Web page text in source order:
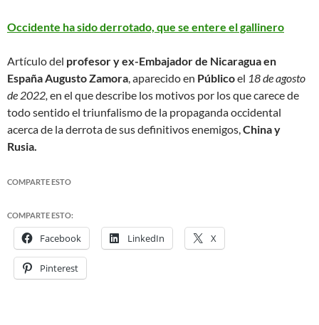
Occidente ha sido derrotado, que se entere el gallinero
Artículo del profesor y ex-Embajador de Nicaragua en
EspañaAugusto Zamora, aparecido en Públicoel 18 de agosto
de 2022, en el que describe los motivos por los que carece de
todo sentido el triunfalismo de la propaganda occidental
acerca de la derrota de sus definitivos enemigos,China y
Rusia.
COMPARTE ESTO
COMPARTE ESTO:
Facebook LinkedIn X
Pinterest